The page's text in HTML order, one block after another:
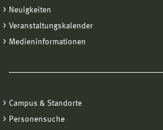
Neuigkeiten
Veranstaltungskalender
Medieninformationen
Campus & Standorte
Personensuche